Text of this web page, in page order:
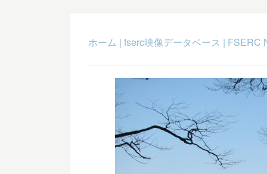
ホーム | fserc映像データベース | FSERC